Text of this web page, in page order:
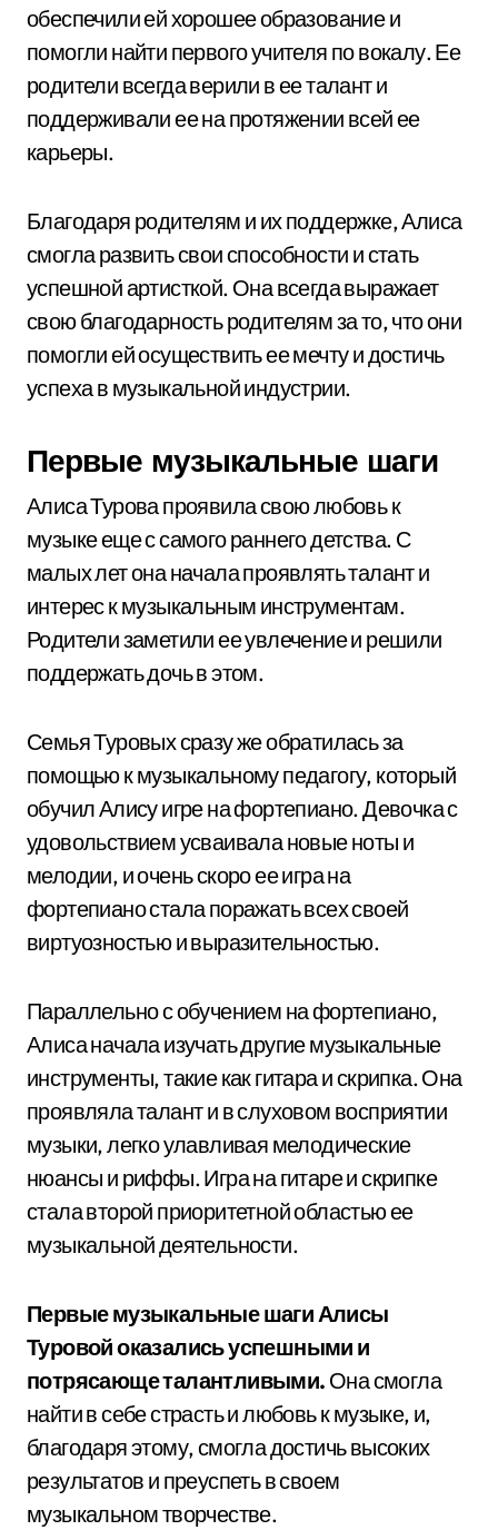
обеспечили ей хорошее образование и
помогли найти первого учителя по вокалу. Ее
родители всегда верили в ее талант и
поддерживали ее на протяжении всей ее
карьеры.
Благодаря родителям и их поддержке, Алиса
смогла развить свои способности и стать
успешной артисткой. Она всегда выражает
свою благодарность родителям за то, что они
помогли ей осуществить ее мечту и достичь
успеха в музыкальной индустрии.
Первые музыкальные шаги
Алиса Турова проявила свою любовь к
музыке еще с самого раннего детства. С
малых лет она начала проявлять талант и
интерес к музыкальным инструментам.
Родители заметили ее увлечение и решили
поддержать дочь в этом.
Семья Туровых сразу же обратилась за
помощью к музыкальному педагогу, который
обучил Алису игре на фортепиано. Девочка с
удовольствием усваивала новые ноты и
мелодии, и очень скоро ее игра на
фортепиано стала поражать всех своей
виртуозностью и выразительностью.
Параллельно с обучением на фортепиано,
Алиса начала изучать другие музыкальные
инструменты, такие как гитара и скрипка. Она
проявляла талант и в слуховом восприятии
музыки, легко улавливая мелодические
нюансы и риффы. Игра на гитаре и скрипке
стала второй приоритетной областью ее
музыкальной деятельности.
Первые музыкальные шаги Алисы
Туровой оказались успешными и
потрясающе талантливыми. Она смогла
найти в себе страсть и любовь к музыке, и,
благодаря этому, смогла достичь высоких
результатов и преуспеть в своем
музыкальном творчестве.